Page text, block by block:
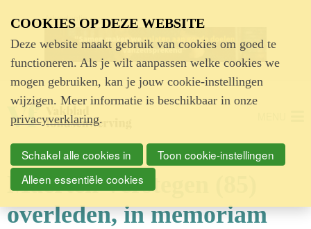
Advertentie
Maerten Verstegen (85)
overleden, in memoriam
COOKIES OP DEZE WEBSITE
Deze website maakt gebruik van cookies om goed te
functioneren. Als je wilt aanpassen welke cookies we
mogen gebruiken, kan je jouw cookie-instellingen
wijzigen. Meer informatie is beschikbaar in onze
privacyverklaring.
Schakel alle cookies in
Toon cookie-instellingen
Alleen essentiële cookies